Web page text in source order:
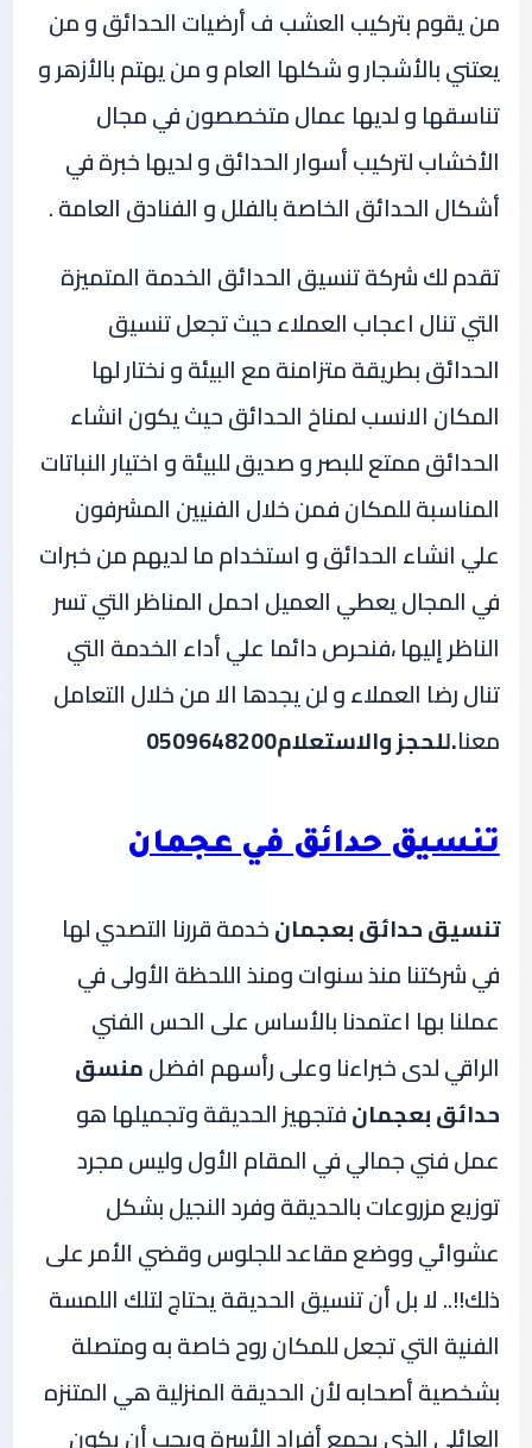
من يقوم بتركيب العشب ف أرضيات الحدائق و من
يعتني بالأشجار و شكلها العام و من يهتم بالأزهر و
تناسقها و لديها عمال متخصصون في مجال
الأخشاب لتركيب أسوار الحدائق و لديها خبرة في
أشكال الحدائق الخاصة بالفلل و الفنادق العامة .
تقدم لك شركة تنسيق الحدائق الخدمة المتميزة
التي تنال اعجاب العملاء حيث تجعل تنسيق
الحدائق بطريقة متزامنة مع البيئة و نختار لها
المكان الانسب لمناخ الحدائق حيث يكون انشاء
الحدائق ممتع للبصر و صديق للبيئة و اختيار النباتات
المناسبة للمكان فمن خلال الفنيين المشرفون
علي انشاء الحدائق و استخدام ما لديهم من خبرات
في المجال يعطي العميل احمل المناظر التي تسر
الناظر إليها ،فنحرص دائما علي أداء الخدمة التي
تنال رضا العملاء و لن يجدها الا من خلال التعامل
معنا.للحجز والاستعلام0509648200
تنسيق حدائق في عجمان
تنسيق حدائق بعجمانخدمة قررنا التصدي لها
في شركتنا منذ سنوات ومنذ اللحظة الأولى في
عملنا بها اعتمدنا بالأساس على الحس الفني
الراقي لدى خبراءنا وعلى رأسهم افضلمنسق
حدائق بعجمانفتجهيز الحديقة وتجميلها هو
عمل فني جمالي في المقام الأول وليس مجرد
توزيع مزروعات بالحديقة وفرد النجيل بشكل
عشوائي ووضع مقاعد للجلوس وقضي الأمر على
ذلك!!.. لا بل أن تنسيق الحديقة يحتاج لتلك اللمسة
الفنية التي تجعل للمكان روح خاصة به ومتصلة
بشخصية أصحابه لأن الحديقة المنزلية هي المتنزه
العائلي الذي يجمع أفراد الأسرة ويجب أن يكون